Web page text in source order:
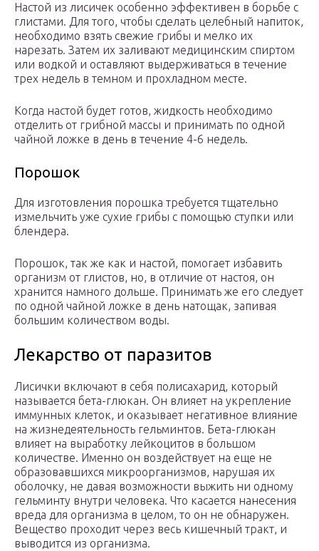
Настой из лисичек особенно эффективен в борьбе с
глистами. Для того, чтобы сделать целебный напиток,
необходимо взять свежие грибы и мелко их
нарезать. Затем их заливают медицинским спиртом
или водкой и оставляют выдерживаться в течение
трех недель в темном и прохладном месте.
Когда настой будет готов, жидкость необходимо
отделить от грибной массы и принимать по одной
чайной ложке в день в течение 4-6 недель.
Порошок
Для изготовления порошка требуется тщательно
измельчить уже сухие грибы с помощью ступки или
блендера.
Порошок, так же как и настой, помогает избавить
организм от глистов, но, в отличие от настоя, он
хранится намного дольше. Принимать же его следует
по одной чайной ложке в день натощак, запивая
большим количеством воды.
Лекарство от паразитов
Лисички включают в себя полисахарид, который
называется бета-глюкан. Он влияет на укрепление
иммунных клеток, и оказывает негативное влияние
на жизнедеятельность гельминтов. Бета-глюкан
влияет на выработку лейкоцитов в большом
количестве. Именно он воздействует на еще не
образовавшихся микроорганизмов, нарушая их
оболочку, не давая возможности выжить ни одному
гельминту внутри человека. Что касается нанесения
вреда для организма в целом, то он не обнаружен.
Вещество проходит через весь кишечный тракт, и
выводится из организма.